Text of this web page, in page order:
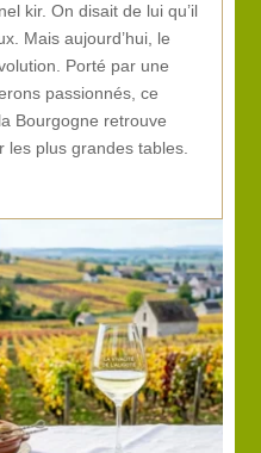
kir. On disait de lui qu’il
Mais aujourd’hui, le
Porté par une
passionnés, ce
Bourgogne retrouve
les plus grandes tables.